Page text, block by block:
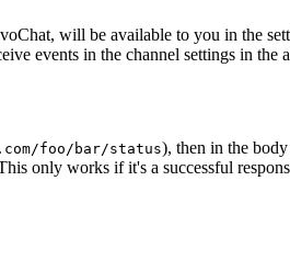
will be available to you in the
events in the channel settings in the
foo/bar/status), then in the
only works if it's a successful